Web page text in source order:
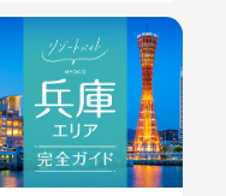
情報
のリゾートバイト・エリ